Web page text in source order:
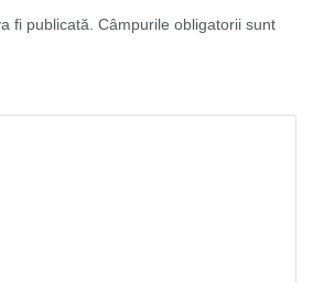
fi publicată. Câmpurile obligatorii sunt